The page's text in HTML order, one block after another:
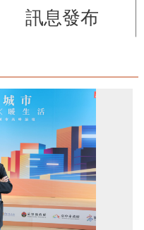
訊息發布